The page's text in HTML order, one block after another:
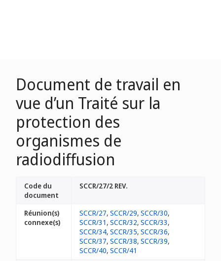
Document de travail en
vue d’un Traité sur la
protection des
organismes de
radiodiffusion
Code du
document
SCCR/27/2 REV.
Réunion(s)
connexe(s)
SCCR/27, SCCR/29, SCCR/30,
SCCR/31 , SCCR/32, SCCR/33,
SCCR/34, SCCR/35, SCCR/36,
SCCR/37, SCCR/38, SCCR/39,
SCCR/40, SCCR/41